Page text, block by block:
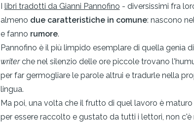
I libri tradotti da Gianni Pannofino - diversissimi fra
almeno due caratteristiche in comune: nascono
e fanno rumore.
Pannofino è il più limpido esemplare di quella genìa di
writerche nel silenzio delle ore piccole trovano
per far germogliare le parole altrui e tradurle nella
lingua.
Ma poi, una volta che il frutto di quel lavoro è
per essere raccolto e gustato da tutti i lettori, non